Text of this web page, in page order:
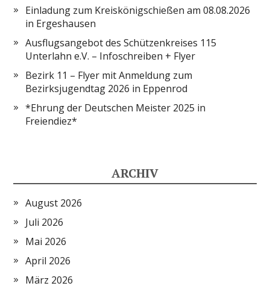
Einladung zum Kreiskönigschießen am 08.08.2026
in Ergeshausen
Ausflugsangebot des Schützenkreises 115
Unterlahn e.V. – Infoschreiben + Flyer
Bezirk 11 – Flyer mit Anmeldung zum
Bezirksjugendtag 2026 in Eppenrod
*Ehrung der Deutschen Meister 2025 in
Freiendiez*
ARCHIV
August 2026
Juli 2026
Mai 2026
April 2026
März 2026